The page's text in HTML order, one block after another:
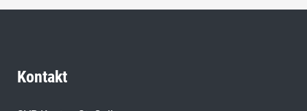
Kontakt